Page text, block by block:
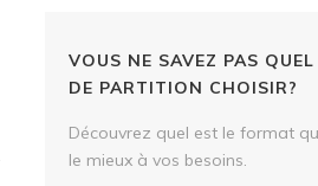
VOUS NE SAVEZ PAS QUEL
DE PARTITION CHOISIR?
Découvrez quel est le format
le mieux à vos besoins.